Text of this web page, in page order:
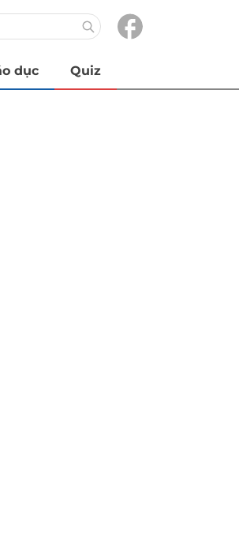
dục Quiz